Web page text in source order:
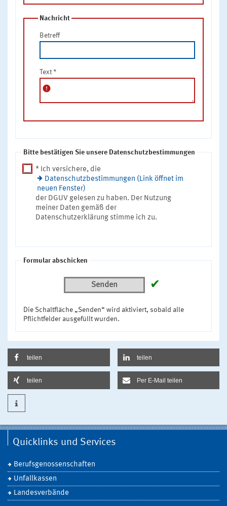
Nachricht
Betreff
Text *
error
Bitte bestätigen Sie unsere Datenschutzbestimmungen
* Ich versichere, die
Datenschutzbestimmungen (Link öffnet im
neuen Fenster)
der DGUV gelesen zu haben. Der Nutzung
meiner Daten gemäß der
Datenschutzerklärung stimme ich zu.
Formular abschicken
Senden ✔
Die Schaltfläche „Senden“ wird aktiviert, sobald alle
Pflichtfelder ausgefüllt wurden.
teilen teilen
teilen Per E-Mail teilen
Quicklinks und Services
Berufsgenossenschaften
Unfallkassen
Landesverbände